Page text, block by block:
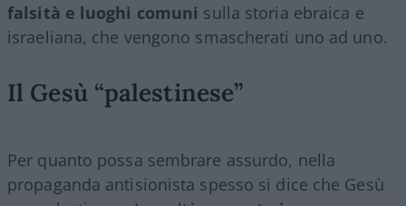
falsità e luoghi comuni sulla storia ebraica e
israeliana, che vengono smascherati uno ad uno.
Il Gesù “palestinese”
Per quanto possa sembrare assurdo, nella
propaganda antisionista spesso si dice che Gesù